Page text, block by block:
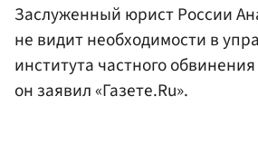
Заслуженный юрист России
не видит необходимости в
института частного
он заявил «Газете.Ru».